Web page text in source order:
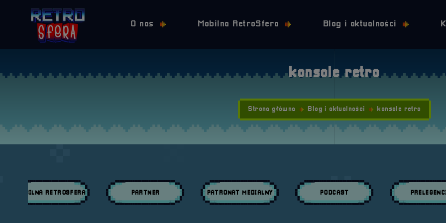
O nas Mobilna RetroSfera Blog i aktualności
konsole retro
Strona główna Blog i aktualności konsole retro
MOBILNA RETROSFERA PARTNER PATRONAT MEDIALNY PODCAST